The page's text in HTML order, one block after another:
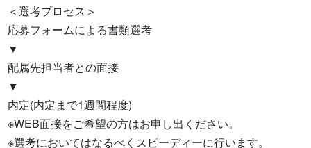
＜選考プロセス＞
応募フォームによる書類選考
▼
配属先担当者との面接
▼
内定(内定まで1週間程度)
※WEB面接をご希望の方はお申し出ください。
※選考においてはなるべくスピーディーに行います。